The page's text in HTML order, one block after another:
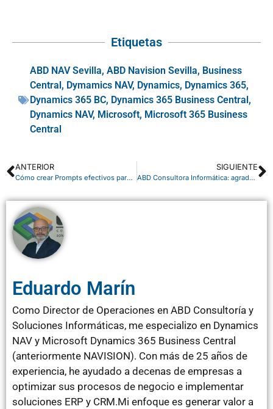
Etiquetas
ABD NAV Sevilla, ABD Navision Sevilla, Business
Central , Dymamics NAV, Dynamics, Dynamics 365,
Dynamics 365 BC, Dynamics 365 Business Central ,
Dynamics NAV, Microsoft, Microsoft 365 Business
Central
ANTERIOR
Cómo crear Prompts efectivos para la Inteligencia Artificial y Copilot
SIGUIENTE
ABD Consultora Informática: agradecimiento y novedades para el próximo año
Eduardo Marín
Como Director de Operaciones en ABD Consultoría y
Soluciones Informáticas, me especializo en Dynamics
NAV y Microsoft Dynamics 365 Business Central
(anteriormente NAVISION). Con más de 25 años de
experiencia, he ayudado a decenas de empresas a
optimizar sus procesos de negocio e implementar
soluciones ERP y CRM.Mi enfoque es generar valor a